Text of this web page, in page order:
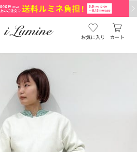
お気に入り カート